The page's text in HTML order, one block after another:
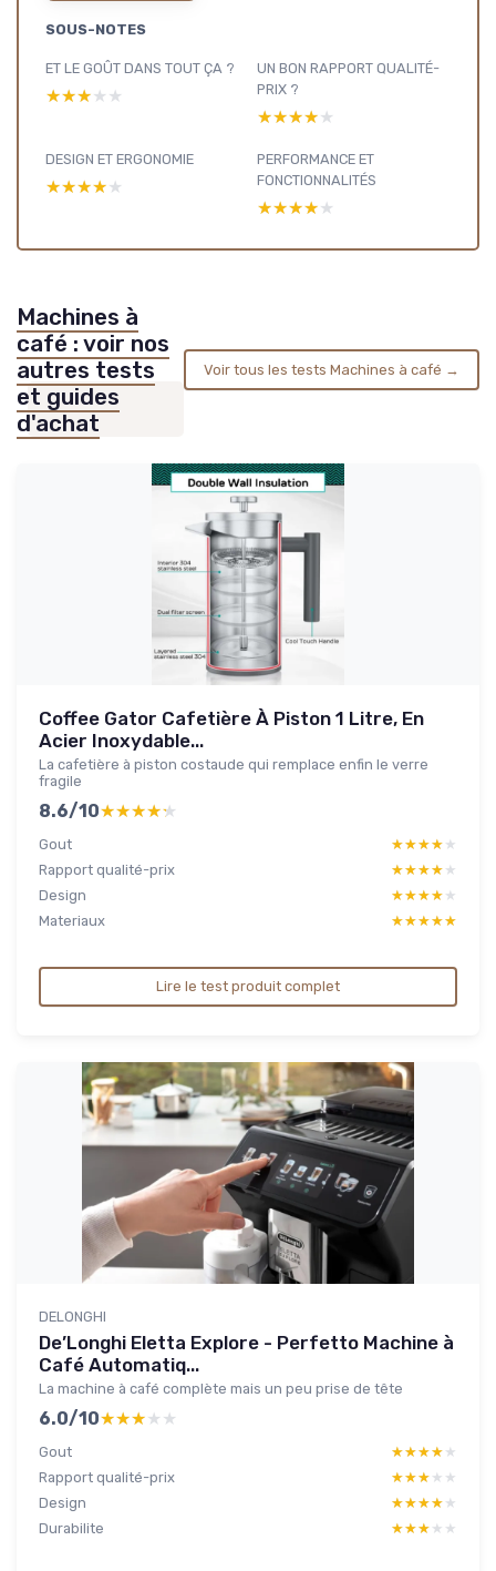
SOUS-NOTES
ET LE GOÛT DANS TOUT ÇA ?
★★★★★
★★★★★
UN BON RAPPORT QUALITÉ-
PRIX ?
★★★★★
★★★★★
DESIGN ET ERGONOMIE
★★★★★
★★★★★
PERFORMANCE ET
FONCTIONNALITÉS
★★★★★
★★★★★
Machines à
café : voir nos
autres tests
et guides
d'achat
Voir tous les tests Machines à café →
Coffee Gator Cafetière À Piston 1 Litre, En
Acier Inoxydable...
La cafetière à piston costaude qui remplace enfin le verre
fragile
8.6/10★★★★★
★★★★★
Gout ★★★★★
★★★★★
Rapport qualité-prix
★★★★★
★★★★★
Design
★★★★★
★★★★★
Materiaux
★★★★★
★★★★★
Lire le test produit complet
DELONGHI
De’Longhi Eletta Explore - Perfetto Machine à
Café Automatiq...
La machine à café complète mais un peu prise de tête
6.0/10★★★★★
★★★★★
Gout ★★★★★
★★★★★
Rapport qualité-prix
★★★★★
★★★★★
Design
★★★★★
★★★★★
Durabilite
★★★★★
★★★★★